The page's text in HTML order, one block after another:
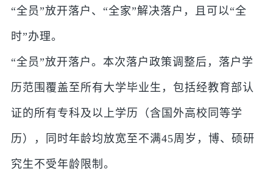
“全员”放开落户、“全家”解决落户，且可以“全
时”办理。
“全员”放开落户。本次落户政策调整后，落户学
历范围覆盖至所有大学毕业生，包括经教育部认
证的所有专科及以上学历（含国外高校同等学
历），同时年龄均放宽至不满45周岁，博、硕研
究生不受年龄限制。